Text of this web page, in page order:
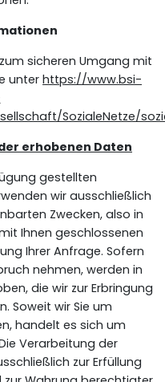
sicheren Umgang mit
unter https://www.bsi-
SozialeNetze/
erhobenen Daten
gestellten
wir ausschließlich
Zwecken, also in
Ihnen geschlossenen
Ihrer Anfrage. Sofern
nehmen, werden in
die wir zur Erbringung
Soweit wir Sie um
handelt es sich um
Verarbeitung der
zur Erfüllung